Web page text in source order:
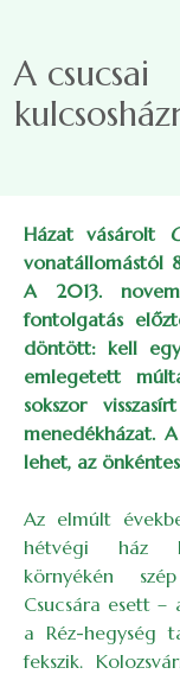
A csucsai
Házat vásárolt
vonatállomástól
A 2013.
fontolgatás
döntött: kell
emlegetett
sokszor
menedékházat.
lehet, az
Az elmúlt
hétvégi ház
környékén
Csucsára esett –
a Réz-hegység
fekszik.